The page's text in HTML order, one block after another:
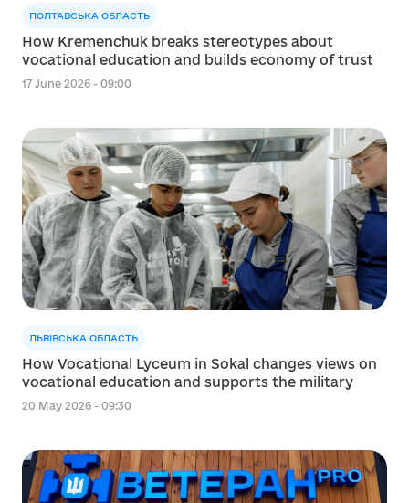
ПОЛТАВСЬКА ОБЛАСТЬ
How Kremenchuk breaks stereotypes about
vocational education and builds economy of trust
17 June 2026 - 09:00
ЛЬВІВСЬКА ОБЛАСТЬ
How Vocational Lyceum in Sokal changes views on
vocational education and supports the military
20 May 2026 - 09:30